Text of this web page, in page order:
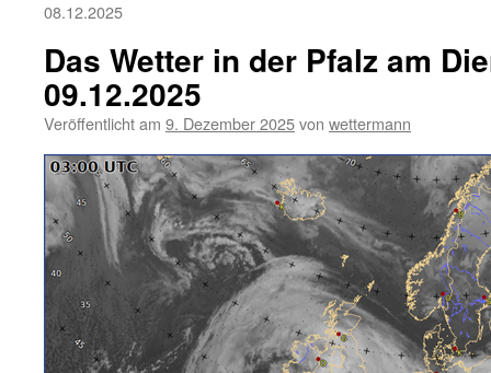
08.12.2025
Das Wetter in der Pfalz am
09.12.2025
Veröffentlicht am 9. Dezember 2025von wettermann